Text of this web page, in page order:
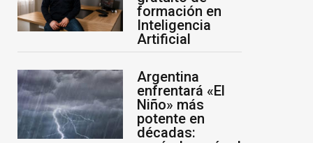
formación en
Inteligencia
Artificial
Argentina
enfrentará «El
Niño» más
potente en
décadas: